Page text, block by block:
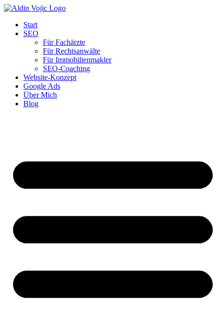
Start
SEO
Für Fachärzte
Für Rechtsanwälte
Für Immobilienmakler
SEO-Coaching
Website-Konzept
Google Ads
Über Mich
Blog